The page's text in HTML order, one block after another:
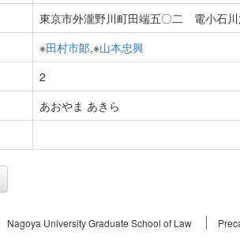
東京市外瀧野川町田端五〇二 電小石
※田村市郞,※山本忠興
2
あおやま あきら
Nagoya University Graduate School of Law